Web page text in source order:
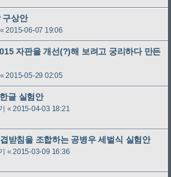
구상안
«2015-06-07 19:06
자판을 개선(?)해 보려고 궁리하다 만든
«2015-05-29 02:05
글 실험안
«2015-04-03 18:21
받침을 조합하는 공병우 세벌식 실험안
«2015-03-09 16:36